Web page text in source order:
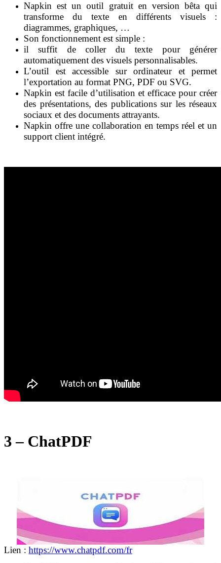
Napkin est un outil gratuit en version bêta qui
transforme du texte en différents visuels :
diagrammes, graphiques, …
Son fonctionnement est simple :
il suffit de coller du texte pour générer
automatiquement des visuels personnalisables.
L’outil est accessible sur ordinateur et permet
l’exportation au format PNG, PDF ou SVG.
Napkin est facile d’utilisation et efficace pour créer
des présentations, des publications sur les réseaux
sociaux et des documents attrayants.
Napkin offre une collaboration en temps réel et un
support client intégré.
3 – ChatPDF
Lien : https://www.chatpdf.com/fr